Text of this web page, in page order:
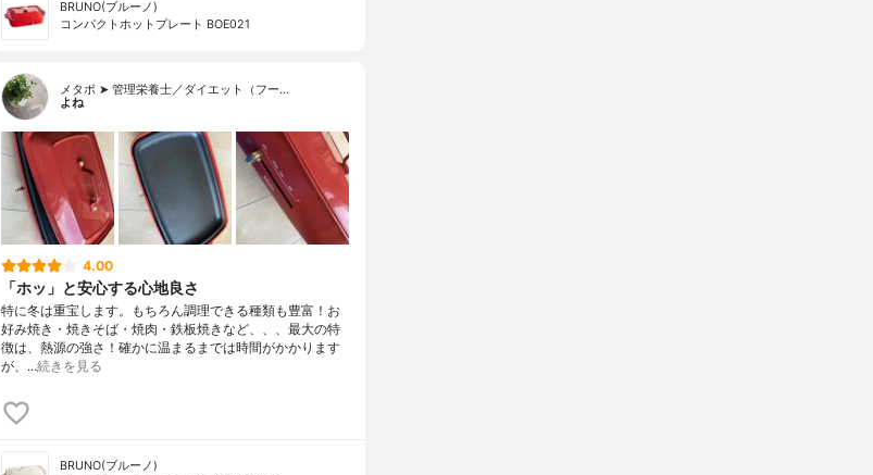
BRUNO(ブルーノ)
コンパクトホットプレート BOE021
メタボ ➤ 管理栄養士／ダイエット（フー…
よね
4.00
「ホッ」と安心する心地良さ
特に冬は重宝します。もちろん調理できる種類も豊富！お
好み焼き・焼きそば・焼肉・鉄板焼きなど、、、最大の特
徴は、熱源の強さ！確かに温まるまでは時間がかかります
が、…続きを見る
BRUNO(ブルーノ)